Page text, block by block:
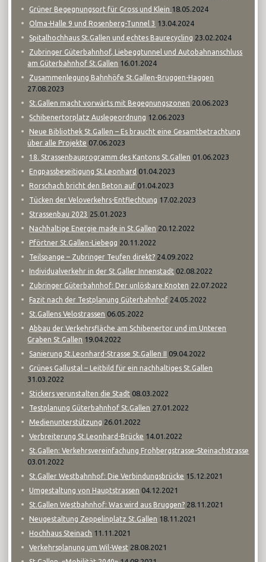
Grüner Begegnungsort für Gross und Klein 18.05.2024
Olma-Halle 9 und Rosenberg-Tunnel 3 13.04.2024
Spitalhochhaus St.Gallen und echtes Baurecycling 23.02.2024
Zubringer Güterbahnhof, Liebeggtunnel und Autobahnanschluss
am Güterbahnhof St.Gallen 16.01.2024
Zusammenlegung Bahnhöfe St.Gallen-Bruggen-Haggen
27.08.2023
St.Gallen macht vorwärts mit Begegnungszonen 20.06.2023
Schibenertorplatz Auslegeordnung 12.06.2023
Neue Bibliothek St.Gallen – Es braucht eine Gesamtbetrachtung
über alle Projekte 07.06.2023
18. Strassenbauprogramm des Kantons St.Gallen 01.06.2023
Engpassbeseitigung St.Leonhard 01.04.2023
Rorschach bricht den Beton auf 01.04.2023
Tücken der Veloverkehrs-Entflechtung 17.02.2023
Strassenbau 2023 25.01.2023
Nachhaltige Energie made in St.Gallen 20.12.2022
Pförtner St.Gallen-Liebegg 20.11.2022
Teilspange – Zubringer Teufen direkt? 24.09.2022
Individualverkehr in der St.Galler Innenstadt 02.08.2022
Zubringer Güterbahnhof: Der unlösbare Knoten 22.07.2022
Fazit nach der Testplanung Güterbahnhof 24.05.2022
St.Gallens Velostrassen 06.05.2022
Abbau der Verkehrsfläche am Schibenertor und im Unteren
Graben St.Gallen 19.04.2022
Sanierung St.Leonhard-Strasse St.Gallen II 09.04.2022
Grünes Gallustal – Leitbild für ein nachhaltiges St.Gallen
31.03.2022
Stickers verunstalten die Stadt 08.03.2022
Testplanung Güterbahnhof St.Gallen 27.01.2022
Medienunterstützung 26.01.2022
Verbreiterung St.Leonhard-Brücke 14.01.2022
St.Gallen: Verkehrsvereinfachung Frohbergstrasse-Steinachstrasse
03.01.2022
St.Galler Westbahnhof: Die Verbindungsbrücke 15.12.2021
Umgestaltung von Hauptstrassen 04.12.2021
St.Gallen Westbahnhof: Was wird aus Bruggen? 28.11.2021
Neugestaltung Zeppelinplatz St.Gallen 18.11.2021
Hochhaus Steinach 11.11.2021
Verkehrsplanung um Wil-West 28.08.2021